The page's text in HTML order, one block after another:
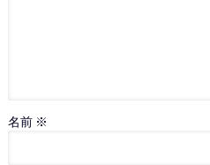
名前 ※